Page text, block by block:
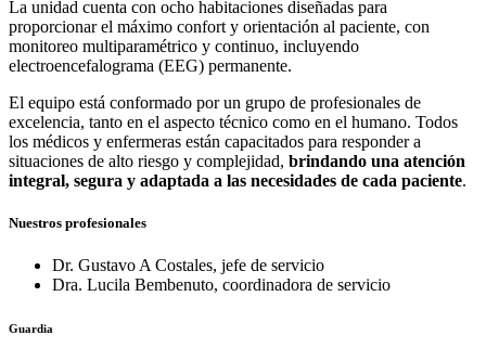
La unidad cuenta con ocho habitaciones diseñadas para
proporcionar el máximo confort y orientación al paciente, con
monitoreo multiparamétrico y continuo, incluyendo
electroencefalograma (EEG) permanente.
El equipo está conformado por un grupo de profesionales de
excelencia, tanto en el aspecto técnico como en el humano. Todos
los médicos y enfermeras están capacitados para responder a
situaciones de alto riesgo y complejidad, brindando una atención
integral, segura y adaptada a las necesidades de cada paciente.
Nuestros profesionales
Dr. Gustavo A Costales, jefe de servicio
Dra. Lucila Bembenuto, coordinadora de servicio
Guardia